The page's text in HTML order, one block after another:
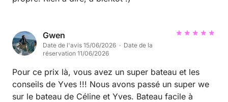
Gwen
Date de l'avis 15/06/2026 · Date de la
réservation 11/06/2026
Pour ce prix là, vous avez un super bateau et les
conseils de Yves !!! Nous avons passé un super we
sur le bateau de Céline et Yves. Bateau facile à